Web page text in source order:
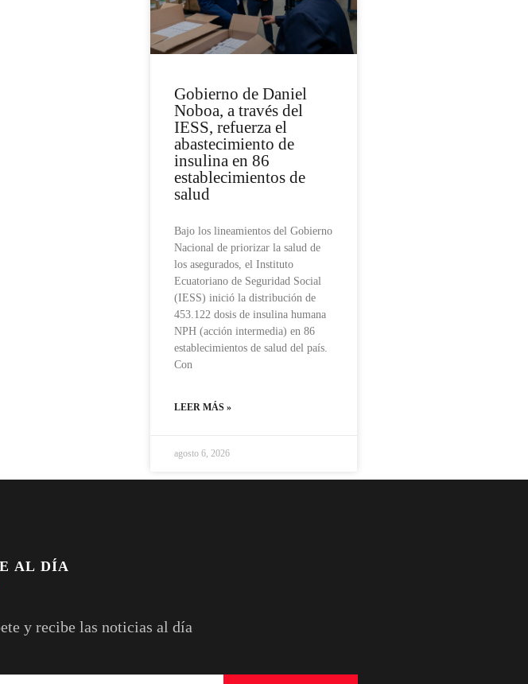
Gobierno de Daniel
Noboa, a través del
IESS, refuerza el
abastecimiento de
insulina en 86
establecimientos de
salud
Bajo los lineamientos del Gobierno
Nacional de priorizar la salud de
los asegurados, el Instituto
Ecuatoriano de Seguridad Social
(IESS) inició la distribución de
453.122 dosis de insulina humana
NPH (acción intermedia) en 86
establecimientos de salud del país.
Con
LEER MÁS »
agosto 6, 2026
AL DÍA
y recibe las noticias al día